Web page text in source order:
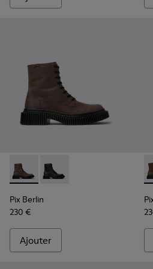
Pix Berlin - K300524-002 -
Pix Berlin - K300524-
Pix Berlin
230 €
Ajouter